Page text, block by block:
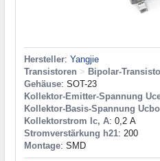
Hersteller: Yangjie
Transistoren > Bipolar-
Gehäuse: SOT-23
Kollektor-Emitter-Spannung
Kollektor-Basis-Spannung
Kollektorstrom Ic, A: 0,2 А
Stromverstärkung h21: 200
Montage: SMD